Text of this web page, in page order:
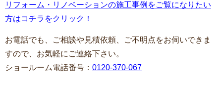
リフォーム・リノベーションの施工事例をご覧になりたい
方はコチラをクリック！
お電話でも、ご相談や見積依頼、ご不明点をお伺いできま
すので、お気軽にご連絡下さい。
ショールーム電話番号： 0120-370-067